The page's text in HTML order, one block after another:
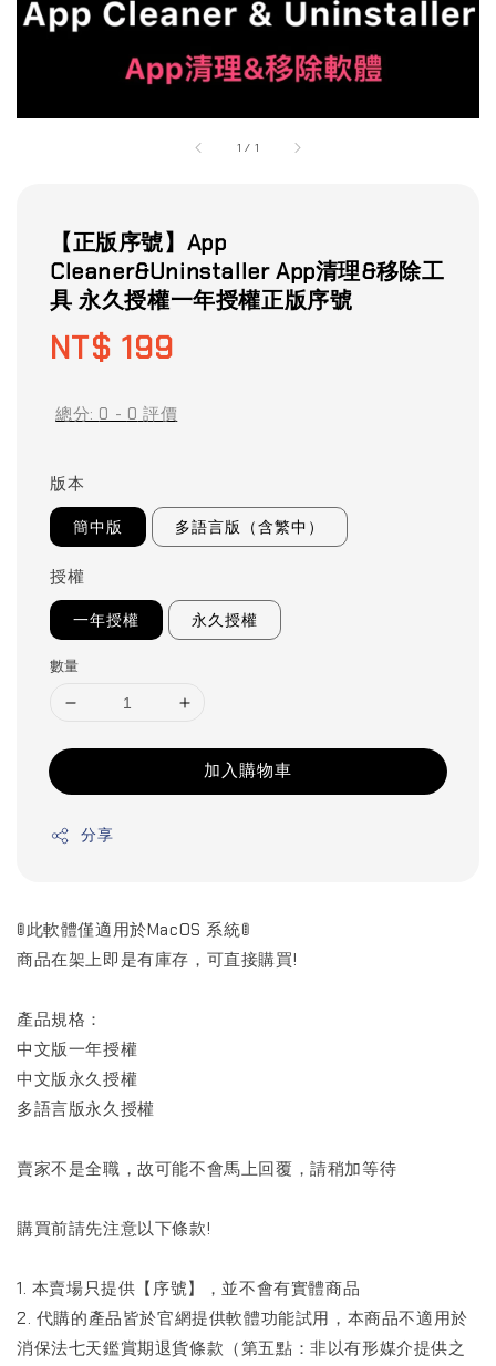
1 / 1
【正版序號】App
Cleaner&Uninstaller App清理&移除工
具 永久授權一年授權正版序號
Regular
NT$ 199
總分: 0 - 0 評價
版本
簡中版 多語言版（含繁中）
授權
一年授權 永久授權
數量
加入購物車
分享
🚦此軟體僅適用於MacOS 系統🚦
商品在架上即是有庫存，可直接購買!
產品規格：
中文版一年授權
中文版永久授權
多語言版永久授權
賣家不是全職，故可能不會馬上回覆，請稍加等待
購買前請先注意以下條款!
1. 本賣場只提供【序號】，並不會有實體商品
2. 代購的產品皆於官網提供軟體功能試用，本商品不適用於
消保法七天鑑賞期退貨條款（第五點：非以有形媒介提供之